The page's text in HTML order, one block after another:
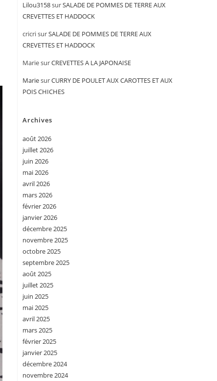
Lilou3158surSALADE DE POMMES DE TERRE AUX
CREVETTES ET HADDOCK
cricrisurSALADE DE POMMES DE TERRE AUX
CREVETTES ET HADDOCK
MariesurCREVETTES A LA JAPONAISE
MariesurCURRY DE POULET AUX CAROTTES ET AUX
POIS CHICHES
Archives
août 2026
juillet 2026
juin 2026
mai 2026
avril 2026
mars 2026
février 2026
janvier 2026
décembre 2025
novembre 2025
octobre 2025
septembre 2025
août 2025
juillet 2025
juin 2025
mai 2025
avril 2025
mars 2025
février 2025
janvier 2025
décembre 2024
novembre 2024